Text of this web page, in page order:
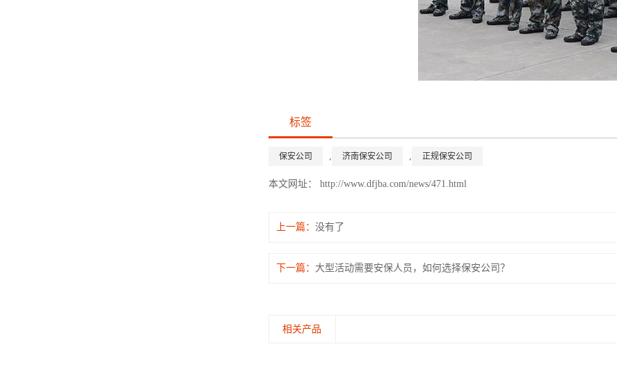
标签
保安公司 , 济南保安公司 , 正规保安公司
本文网址： http://www.dfjba.com/news/471.html
上一篇： 没有了
下一篇： 大型活动需要安保人员，如何选择保安公司？
相关产品